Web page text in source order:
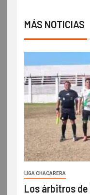
MÁS NOTICIAS
LIGA CHACARERA
Los árbitros